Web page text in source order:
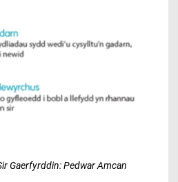
Gaerfyrddin: Pedwar Amcan